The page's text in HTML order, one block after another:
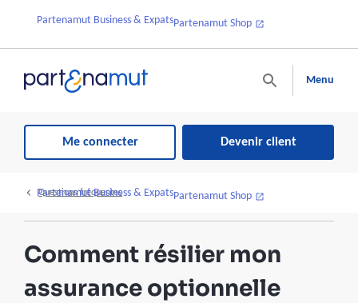
Partenamut Business & ExpatsPartenamut Shop
Menu
Me connecter Devenir client
Partenamut Business & ExpatsPartenamut Shop
Questions fréquentes
Comment résilier mon
assurance optionnelle